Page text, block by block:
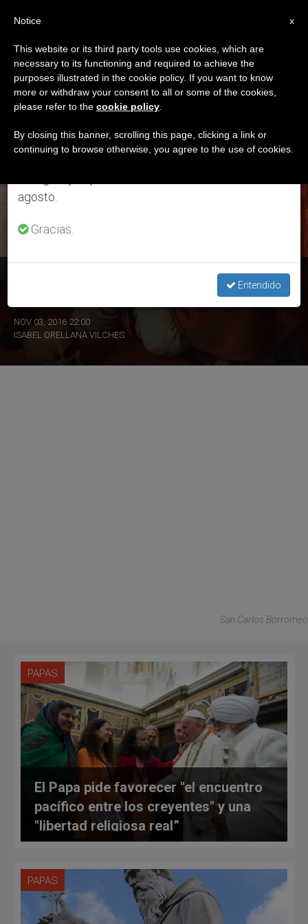
DÍA
Noviembre 3rd, 2016
ÚLTIMAS NOTICIAS
NOV 03, 2016 22:00
ISABEL ORELLANA VILCHES
San Carlos Borromeo
PAPAS
El Papa pide favorecer "el encuentro
pacífico entre los creyentes" y una
"libertad religiosa real”
PAPAS
×
Aviso importante
Del 27 de julio al 7 de agosto haremos la pausa
anual, aprovechando que en el periodo de verano
se generan menos informaciones y también el
agosto.
Gracias.
Entendido
x
Notice
This website or its third party tools use cookies, which are
necessary to its functioning and required to achieve the
purposes illustrated in the cookie policy. If you want to know
more or withdraw your consent to all or some of the cookies,
please refer to the cookie policy
By closing this banner, scrolling this page, clicking a link or
continuing to browse otherwise, you agree to the use of cookies.